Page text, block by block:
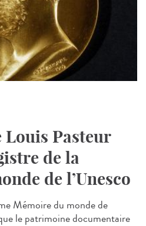
Louis Pasteur
de la
de l’Unesco
Mémoire du monde de
le patrimoine documentaire